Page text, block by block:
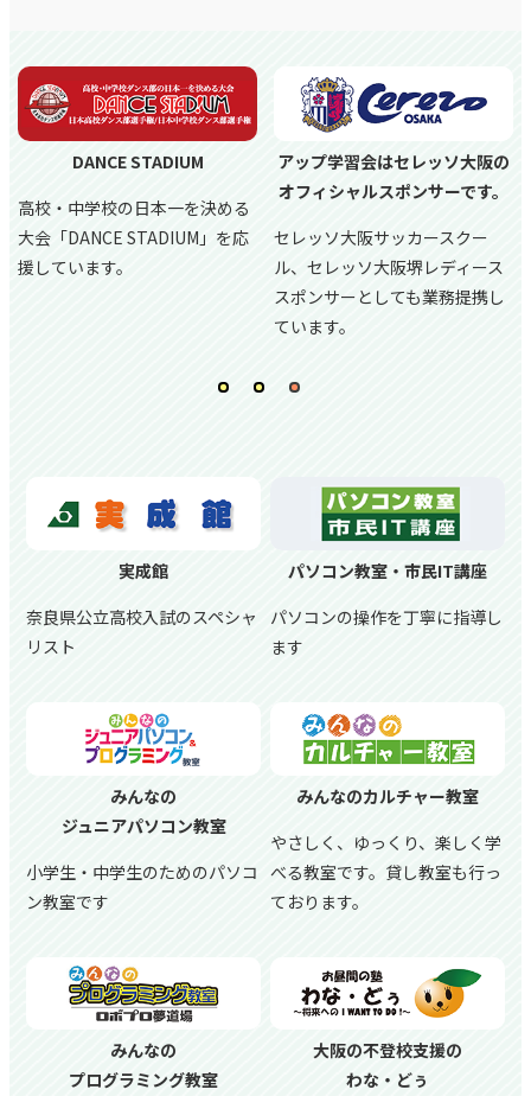
DANCE STADIUM
高校・中学校の日本一を決める
大会「DANCE STADIUM」を応
援しています。
アップ学習会はセレッソ大阪の
オフィシャルスポンサーです。
セレッソ大阪サッカースクー
ル、 セレッソ大阪堺レディース
スポンサーとしても業務提携し
ています。
実成館
奈良県公立高校入試のスペシャ
リスト
パソコン教室・市民IT講座
パソコンの操作を丁寧に指導し
ます
みんなの
ジュニアパソコン教室
小学生・中学生のためのパソコ
ン教室です
みんなのカルチャー教室
やさしく、ゆっくり、楽しく学
べる教室です。貸し教室も行っ
ております。
みんなの
プログラミング教室
大阪の不登校支援の
わな・どぅ